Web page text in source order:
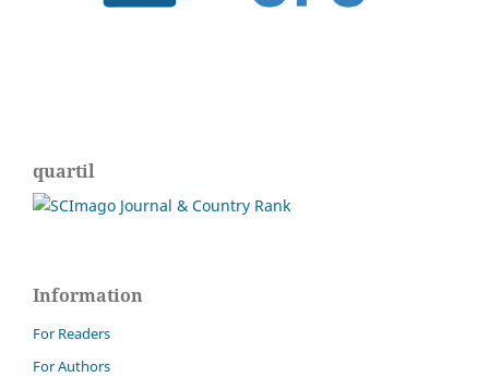
quartil
Information
For Readers
For Authors